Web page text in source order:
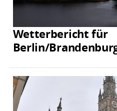
Wetterbericht für
Berlin/